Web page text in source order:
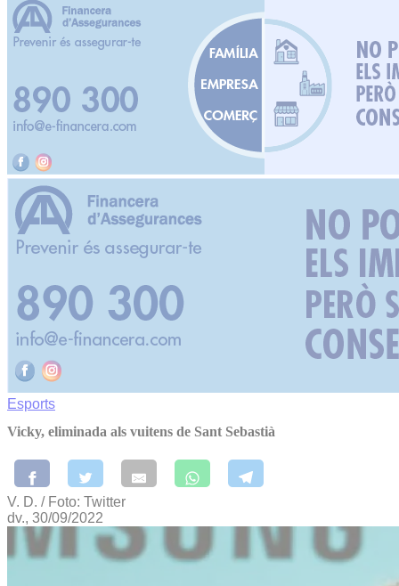
Esports
Vicky, eliminada als vuitens de Sant Sebastià
V. D. / Foto: Twitter
dv., 30/09/2022